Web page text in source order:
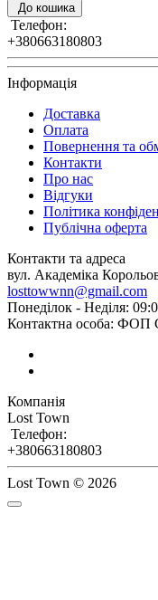
До кошика
Телефон:
+380663180803
Інформація
Доставка
Оплата
Повернення та
Контакти
Про нас
Відгуки
Політика
Публічна оферта
Контакти та адреса
вул. Академіка
losttowwnn@gmail.com
Понеділок - Неділя:
Контактна особа: ФОП
Компанія
Lost Town
Телефон:
+380663180803
Lost Town © 2026